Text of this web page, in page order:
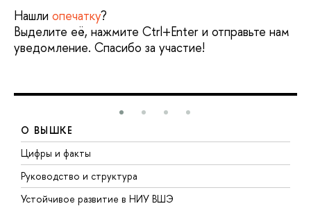
Нашли опечатку?
Выделите её, нажмите Ctrl+Enter и отправьте нам
уведомление. Спасибо за участие!
О ВЫШКЕ
Цифры и факты
Руководство и структура
Устойчивое развитие в НИУ ВШЭ